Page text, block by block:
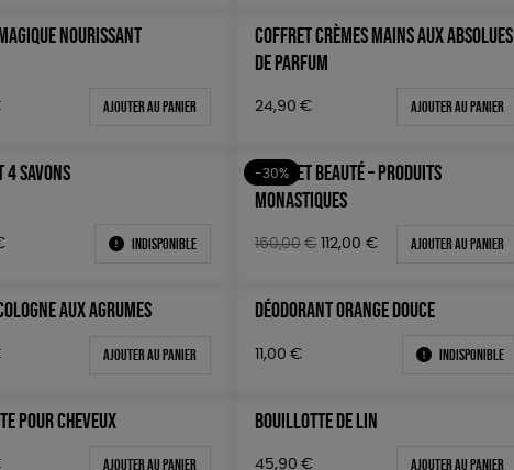
NOURISSANT
Ajouter au panier
COFFRET CRÈMES MAINS AUX ABSOLUES
DE PARFUM
24,90 € Ajouter au panier
4 SAVONS
Indisponible
-30%
COFFRET BEAUTÉ – PRODUITS
MONASTIQUES
160,00 € Le
était :
112,00 €Le
est :
Ajouter au panier
AUX AGRUMES
Ajouter au panier
DÉODORANT ORANGE DOUCE
11,00 € Indisponible
POUR CHEVEUX
Ajouter au panier
BOUILLOTTE DE LIN
45,90 € Ajouter au panier